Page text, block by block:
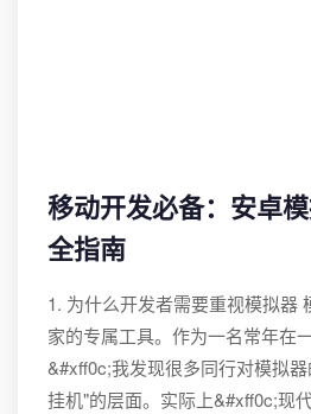
移动开发必备：安卓
全指南
1. 为什么开发者需要重视模拟器
家的专属工具。作为一名常年在
&#xff0c;我发现很多同行对模拟
挂机"的层面。实际上&#xff0c;现